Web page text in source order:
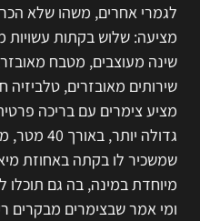
לגמרי אחרים, משהו שלא
מציעה: שלוש בקתות עשויות
שינה מעוצבים, מטבח
שירותים מאובזרים, טלביזיה
מציע צימרים עם בריכה
גדולה
שמשכיר לו בקתה באחוזת
מיוחדת במינה, בה גם תוכלו
ומי אמר שבצימרים מבקרים